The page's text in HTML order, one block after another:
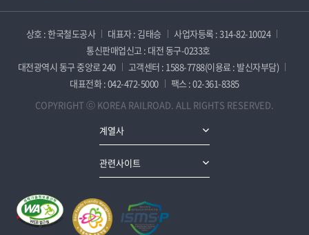
상호 : 한국철도공사 대표자 : 김태승
사업자등록 : 314-82-10024
통신판매업신고 : 대전 동구-0233호
대전광역시 동구 중앙로 240
고객센터 : 1588-7788(이용료 : 발신자부담)
대표전화 : 042-472-5000
팩스 : 02-361-8385
COPYRIGHT ⓒ KOREA RAILROAD. ALL RIGHTS RESERVED.
계열사
관련사이트